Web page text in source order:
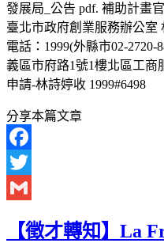
發展局_公告 pdf. 補助計畫
臺北市政府創業服務辦公室
電話：1999(外縣市02-
義區市府路1號1樓北區工商
申請-林詩婷收 1999#6498
分享本篇文章
Facebook
Twitter
【徵才轉知】La